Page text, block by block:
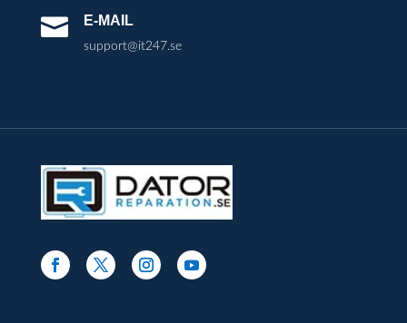
 E-MAIL
support@it247.se